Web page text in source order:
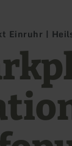
Einruhr |